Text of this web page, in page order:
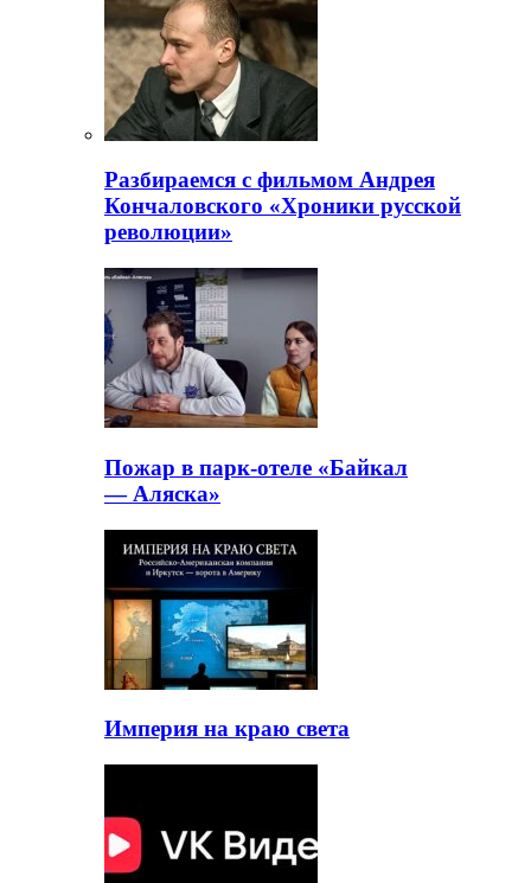
Разбираемся с фильмом Андрея
Кончаловского «Хроники русской
революции»
Пожар в парк-отеле «Байкал
— Аляска»
Империя на краю света